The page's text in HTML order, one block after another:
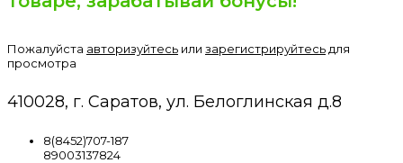
Пожалуйста авторизуйтесь или зарегистрируйтесь для
просмотра
410028, г. Саратов, ул. Белоглинская д.8
8(8452)707-187
89003137824